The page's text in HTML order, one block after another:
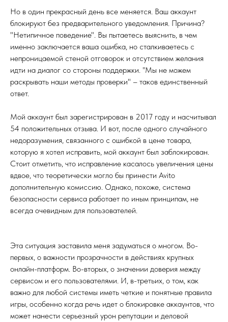
Но в один прекрасный день все меняется. Ваш аккаунт
блокируют без предварительного уведомления. Причина?
"Нетипичное поведение". Вы пытаетесь выяснить, в чем
именно заключается ваша ошибка, но сталкиваетесь с
непроницаемой стеной отговорок и отсутствием желания
идти на диалог со стороны поддержки. "Мы не можем
раскрывать наши методы проверки" – таков единственный
ответ.
Мой аккаунт был зарегистрирован в 2017 году и насчитывал
54 положительных отзыва. И вот, после одного случайного
недоразумения, связанного с ошибкой в цене товара,
которую я хотел исправить, мой аккаунт был заблокирован.
Стоит отметить, что исправление касалось увеличения цены
вдвое, что теоретически могло бы принести Avito
дополнительную комиссию. Однако, похоже, система
безопасности сервиса работает по иным принципам, не
всегда очевидным для пользователей.
Эта ситуация заставила меня задуматься о многом. Во-
первых, о важности прозрачности в действиях крупных
онлайн-платформ. Во-вторых, о значении доверия между
сервисом и его пользователями. И, в-третьих, о том, как
важно для любой системы иметь четкие и понятные правила
игры, особенно когда речь идет о блокировке аккаунтов, что
может нанести серьезный урон репутации и деловой